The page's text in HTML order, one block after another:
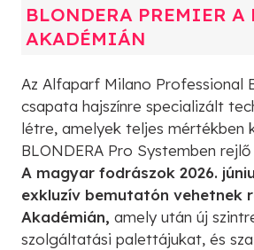
BLONDERA PREMIER
AKADÉMIÁN
Az Alfaparf Milano Professional
csapata hajszínre specializált
létre, amelyek teljes mértékben
BLONDERA Pro Systemben
A magyar fodrászok 2026.
exkluzív bemutatón vehetnek
Akadémián, amely után új
szolgáltatási palettájukat, és